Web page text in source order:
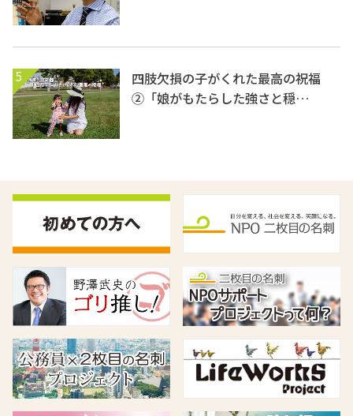
5
四肢欠損の子がくれた最高の祝福
②「娘がもたらした強さと穏…